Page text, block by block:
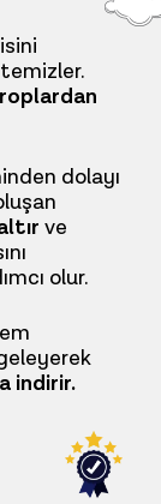
dolayı
ve
olur.
indirir.